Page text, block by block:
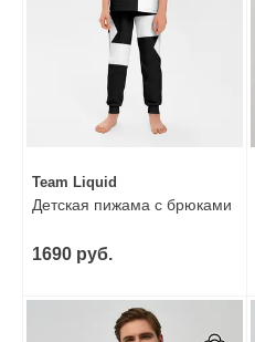
Team Liquid
Детская пижама с брюками
1690 руб.